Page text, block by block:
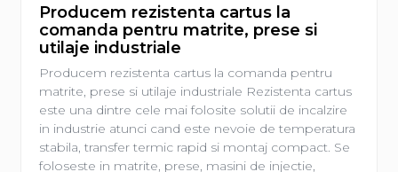
Producem rezistenta cartus la
comanda pentru matrite, prese si
utilaje industriale
Producem rezistenta cartus la comanda pentru
matrite, prese si utilaje industriale Rezistenta cartus
este una dintre cele mai folosite solutii de incalzire
in industrie atunci cand este nevoie de temperatura
stabila, transfer termic rapid si montaj compact. Se
foloseste in matrite, prese, masini de injectie,